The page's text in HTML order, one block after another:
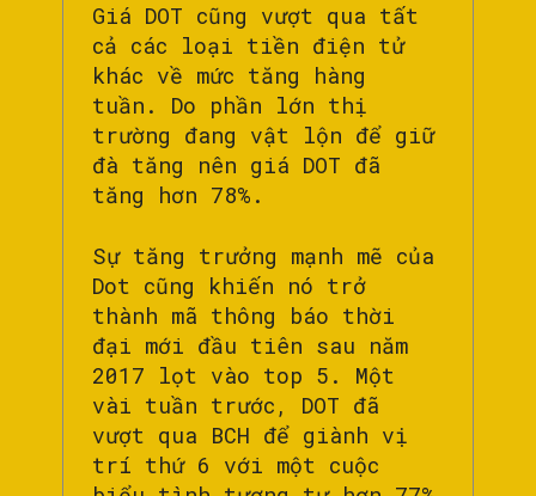
Giá DOT cũng vượt qua tất
cả các loại tiền điện tử
khác về mức tăng hàng
tuần. Do phần lớn thị
trường đang vật lộn để giữ
đà tăng nên giá DOT đã
tăng hơn 78%.
Sự tăng trưởng mạnh mẽ của
Dot cũng khiến nó trở
thành mã thông báo thời
đại mới đầu tiên sau năm
2017 lọt vào top 5. Một
vài tuần trước, DOT đã
vượt qua BCH để giành vị
trí thứ 6 với một cuộc